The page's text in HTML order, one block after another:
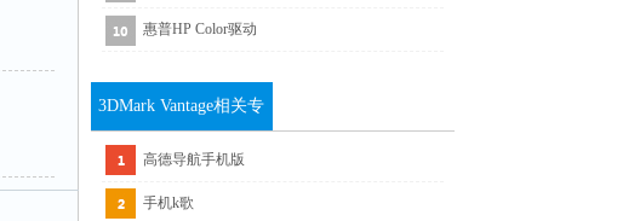
惠普HP Color驱动
3DMark Vantage相关专
题推荐
高德导航手机版
手机k歌